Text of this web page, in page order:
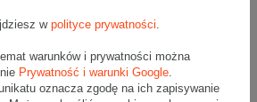
klapowych - 20 szt.
(długość x szerokość x
jest z tektury falistej 3-warstwowej, fala B
w polityce prywatności
warunków i prywatności można
Prywatność i warunki Google
oznacza zgodę na ich zapisywanie